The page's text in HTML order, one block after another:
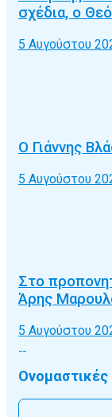
σχέδια, ο
5 Αυγούστου
Ο Γιάννης
5 Αυγούστου
Στο
Άρης
5 Αυγούστου
Ονομαστικές